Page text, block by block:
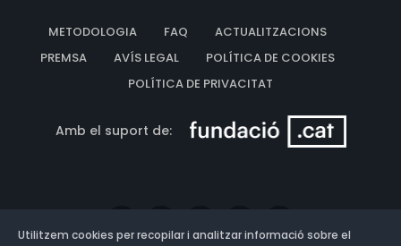
METODOLOGIA FAQ
ACTUALITZACIONS
PREMSA
AVÍS LEGAL
POLÍTICA DE COOKIES
POLÍTICA DE PRIVACITAT
Amb el suport de:
Utilitzem cookies per recopilar i analitzar informació sobre el